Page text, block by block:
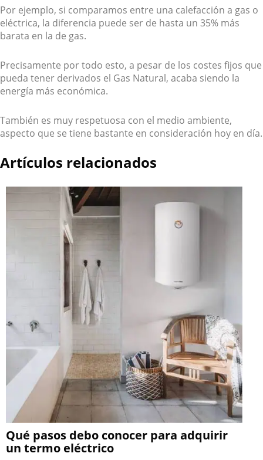
Por ejemplo, si comparamos entre una calefacción a gas o
eléctrica, la diferencia puede ser de hasta un 35% más
barata en la de gas.
Precisamente por todo esto, a pesar de los costes fijos que
pueda tener derivados el Gas Natural, acaba siendo la
energía más económica.
También es muy respetuosa con el medio ambiente,
aspecto que se tiene bastante en consideración hoy en día.
Artículos relacionados
Qué pasos debo conocer para adquirir
un termo eléctrico